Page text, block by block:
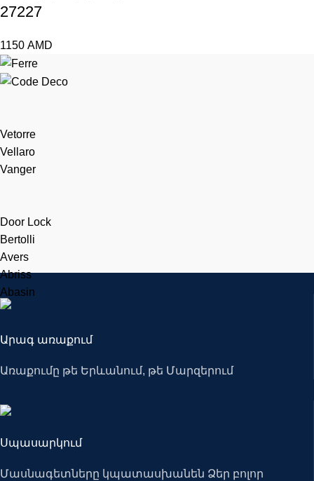
27227
1150 AMD
Vetorre
Vellaro
Vanger
Door Lock
Bertolli
Avers
Abriss
Abasin
Արագ առաքում
Առաքումը թե Երևանում, թե Մարզերում
Սպասարկում
Մասնագետները կպատասխանեն Ձեր բոլոր